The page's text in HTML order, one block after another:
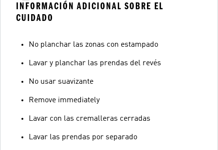
INFORMACIÓN ADICIONAL SOBRE EL
CUIDADO
No planchar las zonas con estampado
Lavar y planchar las prendas del revés
No usar suavizante
Remove immediately
Lavar con las cremalleras cerradas
Lavar las prendas por separado